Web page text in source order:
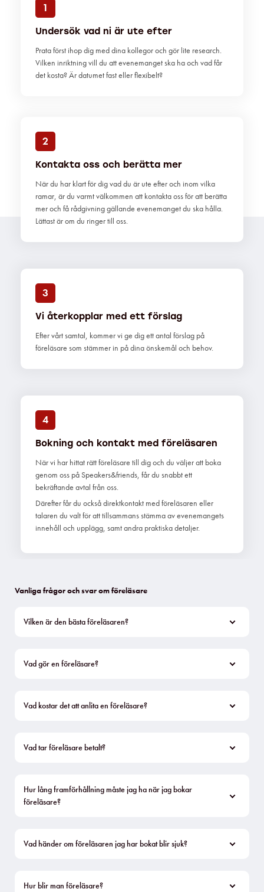
1
Undersök vad ni är ute efter
Prata först ihop dig med dina kollegor och gör lite research.
Vilken inriktning vill du att evenemanget ska ha och vad får
det kosta? Är datumet fast eller flexibelt?
2
Kontakta oss och berätta mer
När du har klart för dig vad du är ute efter och inom vilka
ramar, är du varmt välkommen att kontakta oss för att berätta
mer och få rådgivning gällande evenemanget du ska hålla.
Lättast är om du ringer till oss.
3
Vi återkopplar med ett förslag
Efter vårt samtal, kommer vi ge dig ett antal förslag på
föreläsare som stämmer in på dina önskemål och behov.
4
Bokning och kontakt med föreläsaren
När vi har hittat rätt föreläsare till dig och du väljer att boka
genom oss på Speakers&friends, får du snabbt ett
bekräftande avtal från oss.
Därefter får du också direktkontakt med föreläsaren eller
talaren du valt för att tillsammans stämma av evenemangets
innehåll och upplägg, samt andra praktiska detaljer.
Vanliga frågor och svar om föreläsare
Vilken är den bästa föreläsaren?
Vad gör en föreläsare?
Vad kostar det att anlita en föreläsare?
Vad tar föreläsare betalt?
Hur lång framförhållning måste jag ha när jag bokar
föreläsare?
Vad händer om föreläsaren jag har bokat blir sjuk?
Hur blir man föreläsare?